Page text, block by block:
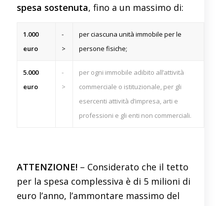
spesa sostenuta, fino a un massimo di:
1.000
euro
-
>
per ciascuna unità immobile per le
persone fisiche;
5.000
euro
-
>
per ogni immobile adibito all’attività
commerciale o istituzionale, per gli
esercenti attività d’impresa, arti e
professioni e gli enti non commerciali.
ATTENZIONE!– Considerato che il tetto
per la spesa complessiva è di 5 milioni di
euro l’anno, l’ammontare massimo del